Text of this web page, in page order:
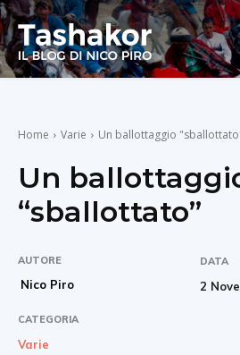
Home Varie Un ballottaggio
Un
“sballottato”
AUTORE
Nico Piro
DATA
2
CATEGORIA
Varie